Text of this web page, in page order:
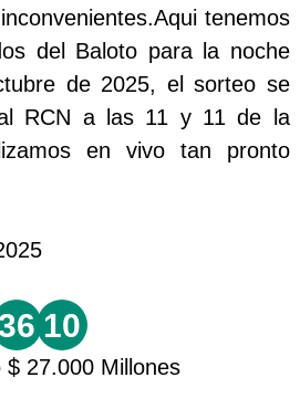
tenemos
del Baloto para la noche
de 2025, el sorteo se
RCN a las 11 y 11 de la
en vivo tan pronto
10
$ 27.000 Millones